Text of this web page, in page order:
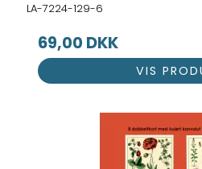
LA-7224-129-6
69,00 DKK
VIS